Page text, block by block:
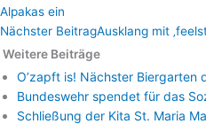
Alpakas ein
Nächster BeitragAusklang mit
Weitere Beiträge
O’zapft is! Nächster Biergarten
Bundeswehr spendet für das
Schließung der Kita St. Maria